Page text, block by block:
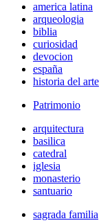
america latina
arqueologia
biblia
curiosidad
devocion
españa
historia del arte
Patrimonio
arquitectura
basilica
catedral
iglesia
monasterio
santuario
sagrada familia